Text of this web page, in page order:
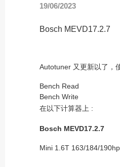
19/06/2023
Bosch MEVD17.2.7
Autotuner 又更新以了，
Bench Read
Bench Write
在以下计算器上 :
Bosch MEVD17.2.7
Mini 1.6T 163/184/190hp